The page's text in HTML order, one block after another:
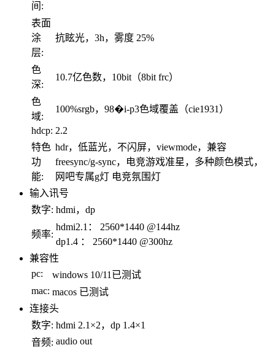
间:
表面
涂
层:
抗眩光，3h，雾度 25%
色
深:
10.7亿色数，10bit（8bit frc）
色
域:
100%srgb，98�i-p3色域覆盖（cie1931）
hdcp: 2.2
特色
功
能:
hdr，低蓝光，不闪屏，viewmode，兼容
freesync/g-sync，电竞游戏准星，多种颜色模式，
网吧专属g灯 电竞氛围灯
输入讯号
数字: hdmi，dp
频率:
hdmi2.1： 2560*1440 @144hz
dp1.4 ： 2560*1440 @300hz
兼容性
pc:
windows 10/11已测试
mac: macos 已测试
连接头
数字: hdmi 2.1×2，dp 1.4×1
音频: audio out